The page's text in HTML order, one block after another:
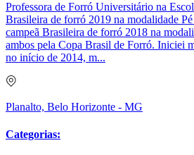
Professora de Forró Universitário na
Brasileira de forró 2019 na modalidade
campeã Brasileira de forró 2018 na
ambos pela Copa Brasil de Forró. Iniciei
no início de 2014, m...
Planalto, Belo Horizonte - MG
Categorias: